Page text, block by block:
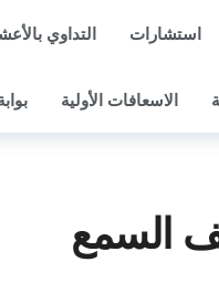
استشارات التداوي
الاسعافات الأولية
السمع